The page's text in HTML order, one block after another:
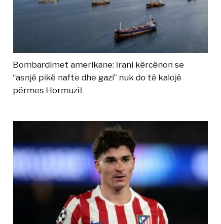
Bombardimet amerikane: Irani kërcënon se
“asnjë pikë nafte dhe gazi” nuk do të kalojë
përmes Hormuzit